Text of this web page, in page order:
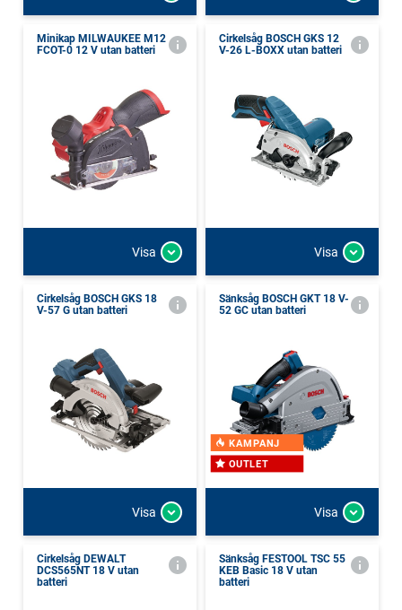
Minikap MILWAUKEE M12
FCOT-0 12 V utan batteri
Visa
Cirkelsåg BOSCH GKS 12
V-26 L-BOXX utan batteri
Visa
Cirkelsåg BOSCH GKS 18
V-57 G utan batteri
Visa
Sänksåg BOSCH GKT 18 V-
52 GC utan batteri
KAMPANJ
OUTLET
Visa
Cirkelsåg DEWALT
DCS565NT 18 V utan
batteri
Sänksåg FESTOOL TSC 55
KEB Basic 18 V utan
batteri